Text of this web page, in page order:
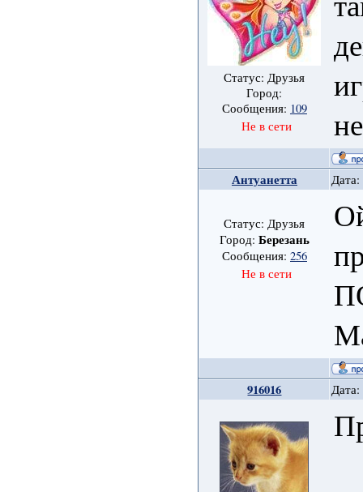
Статус: Друзья
Город:
Сообщения: 109
Не в сети
Антуанетта
Статус: Друзья
Город: Березань
Сообщения: 256
Не в сети
916016